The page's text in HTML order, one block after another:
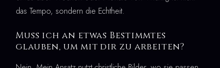
das Tempo, sondern die Echtheit.
Muss ich an etwas Bestimmtes
glauben, um mit dir zu arbeiten?